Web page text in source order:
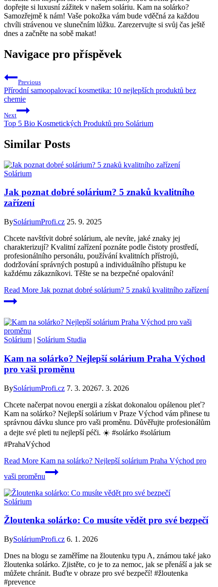
dopřejte si luxusní zážitek v ​našem ​soláriu. Kam na solárko?
Samozřejmě‌ k nám! Vaše ‌pokožka vám bude vděčná za každou
chvíli​ strávenou ve slunečním lůžku. Zarezervujte si svůj čas ještě
dnes a začněte na sobě makat!
Navigace pro příspěvek
Previous
Přírodní samoopalovací kosmetika: 10 nejlepších produktů bez
chemie
Next
Top 5 Bio Kosmetických Produktů pro Solárium
Similar Posts
Solárium
Jak poznat dobré solárium? 5 znaků kvalitního
zařízení
BySoláriumProfi.cz 25. 9. 2025
Chcete navštívit dobré solárium, ale nevíte, jaké znaky jej
charakterizují? Kvalitní zařízení poznáte podle čistoty prostředí,
profesionálního personálu, používání kvalitních přístrojů,
dodržování správných postupů a individuálního přístupu ke
každému zákazníkovi. Těšte se na bezpečné opalování!
Read More Jak poznat dobré solárium? 5 znaků kvalitního zařízení
Solárium | Solárium Studia
Kam na solárko? Nejlepší solárium Praha Východ
pro vaši proměnu
BySoláriumProfi.cz 7. 3. 20267. 3. 2026
Chcete načerpat novou energii a získat dokonalou opálenou pleť?
Kam na solárko? Nejlepší solárium v Praze Východ vám přinese tu
správnou dávku slunce pro vaši proměnu. Důvěřujte profesionálům
a dejte své pleti tu nejlepší péči. ☀️ #solárko #solárium
#PrahaVýchod
Read More Kam na solárko? Nejlepší solárium Praha Východ pro
vaši proměnu
Solárium
Žloutenka solárko: Co musíte vědět pro své bezpečí
BySoláriumProfi.cz 6. 1. 2026
Dnes na blogu se zaměříme na žloutenku typu A, známou také jako
žloutenka solárko. Zjistěte, co je to za nemoc, jak se přenáší a jak se
můžete chránit. Buďte v obraze pro své bezpečí! #žloutenka
#prevence